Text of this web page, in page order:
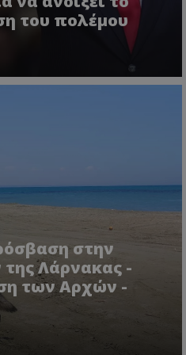
του πολέμου
στην
Λάρνακας -
των Αρχών -